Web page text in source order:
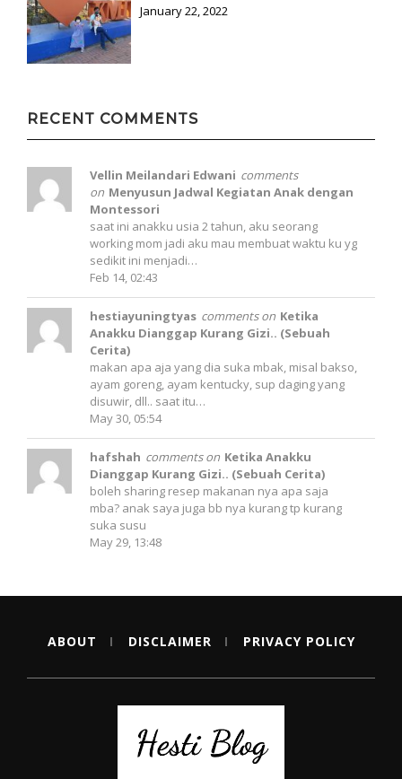
January 22, 2022
RECENT COMMENTS
Vellin Meilandari Edwani comments
on Menyusun Jadwal Kegiatan Anak dengan
Montessori
saat ini anakku usia 2 tahun, aku seorang
working mom jadi aku mau membuat waktu ku yg
sedikit ini menjadi…
Feb 14, 02:43
hestiayuningtyas comments on Ketika
Anakku Dianggap Kurang Gizi.. (Sebuah
Cerita)
makan apa aja yang dia suka mbak, misal bakso,
ayam goreng, ayam kentucky, sup daging yang
disuwir, dll.. saat itu…
May 30, 05:54
hafshah comments on Ketika Anakku
Dianggap Kurang Gizi.. (Sebuah Cerita)
boleh sharing resep makanan nya apa saja
mba? anak saya juga bb nya kurang tp kurang
suka susu
May 29, 13:48
ABOUT DISCLAIMER PRIVACY POLICY